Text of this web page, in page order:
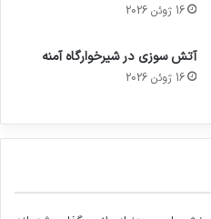
16 ژوئن 2026
آتش سوزی در شیرخوارگاه آمنه
16 ژوئن 2026